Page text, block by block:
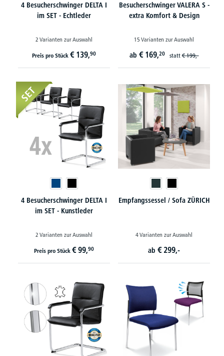
4 Besucherschwinger DELTA I
im SET - Echtleder
2 Varianten zur Auswahl
Preis pro Stück € 139,90
Besucherschwinger VALERA S -
extra Komfort & Design
15 Varianten zur Auswahl
ab € 169,20 statt€ 199,-
SET
4 Besucherschwinger DELTA I
im SET - Kunstleder
2 Varianten zur Auswahl
Preis pro Stück € 99,90
Empfangssessel / Sofa ZÜRICH
4 Varianten zur Auswahl
ab € 299,-